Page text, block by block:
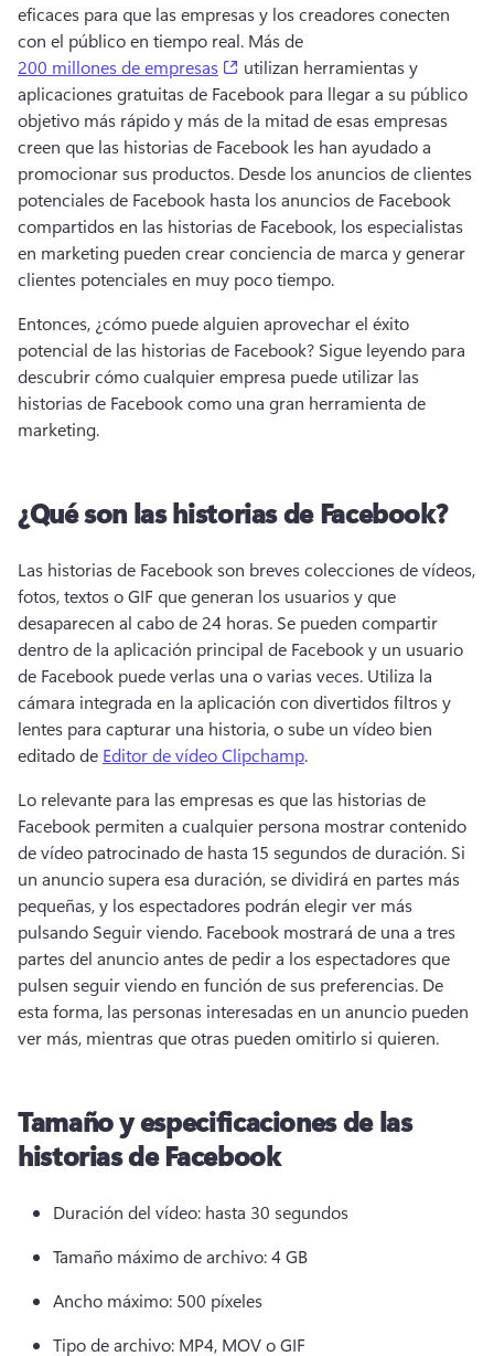
eficaces para que las empresas y los creadores conecten
con el público en tiempo real. Más de
200 millones de empresas
(opens in a new tab)
utilizan herramientas y
aplicaciones gratuitas de Facebook para llegar a su público
objetivo más rápido y más de la mitad de esas empresas
creen que las historias de Facebook les han ayudado a
promocionar sus productos. Desde los anuncios de clientes
potenciales de Facebook hasta los anuncios de Facebook
compartidos en las historias de Facebook, los especialistas
en marketing pueden crear conciencia de marca y generar
clientes potenciales en muy poco tiempo.
Entonces, ¿cómo puede alguien aprovechar el éxito
potencial de las historias de Facebook? Sigue leyendo para
descubrir cómo cualquier empresa puede utilizar las
historias de Facebook como una gran herramienta de
marketing.
¿Qué son las historias de Facebook?
Las historias de Facebook son breves colecciones de vídeos,
fotos, textos o GIF que generan los usuarios y que
desaparecen al cabo de 24 horas. Se pueden compartir
dentro de la aplicación principal de Facebook y un usuario
de Facebook puede verlas una o varias veces. Utiliza la
cámara integrada en la aplicación con divertidos filtros y
lentes para capturar una historia, o sube un vídeo bien
editado de Editor de vídeo Clipchamp.
Lo relevante para las empresas es que las historias de
Facebook permiten a cualquier persona mostrar contenido
de vídeo patrocinado de hasta 15 segundos de duración. Si
un anuncio supera esa duración, se dividirá en partes más
pequeñas, y los espectadores podrán elegir ver más
pulsando Seguir viendo. Facebook mostrará de una a tres
partes del anuncio antes de pedir a los espectadores que
pulsen seguir viendo en función de sus preferencias. De
esta forma, las personas interesadas en un anuncio pueden
ver más, mientras que otras pueden omitirlo si quieren.
Tamaño y especificaciones de las
historias de Facebook
Duración del vídeo: hasta 30 segundos
Tamaño máximo de archivo: 4 GB
Ancho máximo: 500 píxeles
Tipo de archivo: MP4, MOV o GIF